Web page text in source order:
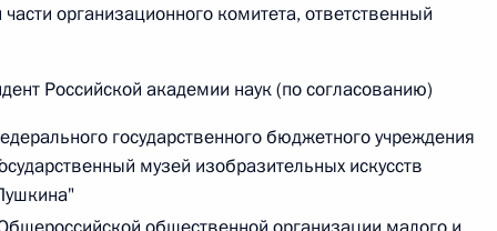
г. № 250-ФЗ
Федерации об административных правонарушениях
части организационного комитета, ответственный
Российской академии наук (по согласованию)
государственного бюджетного учреждения
музей изобразительных искусств